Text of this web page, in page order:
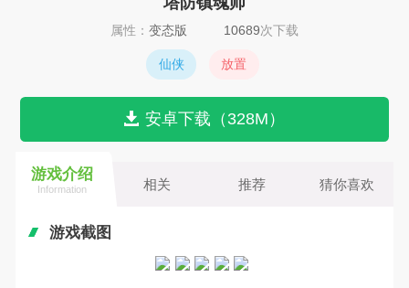
属性： 变态版 10689次下载
仙侠 放置
安卓下载（328M）
游戏介绍
Information 相关 推荐 猜你喜欢
游戏截图